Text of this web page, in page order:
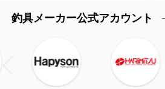
釣具メーカー公式アカウント